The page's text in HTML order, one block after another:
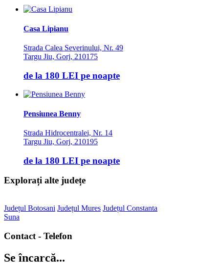
Casa Lipianu
Strada Calea Severinului, Nr. 49
Targu Jiu, Gorj, 210175
de la 180 LEI pe noapte
Pensiunea Benny
Strada Hidrocentralei, Nr. 14
Targu Jiu, Gorj, 210195
de la 180 LEI pe noapte
Explorați alte județe
Județul Botosani Județul Mures Județul Constanta
Suna
Contact - Telefon
Se încarcă...